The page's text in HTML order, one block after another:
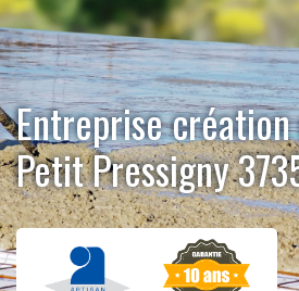
Entreprise
Petit Pressigny